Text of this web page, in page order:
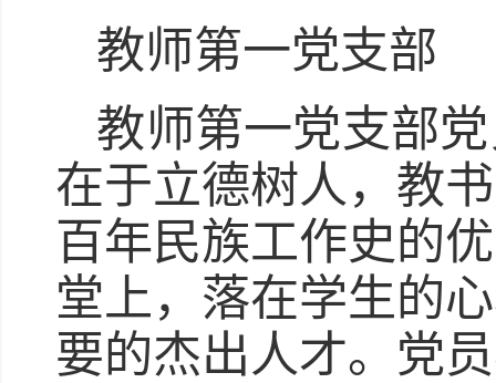
教师第一党支部
教师第一党支部
在于立德树人，教
百年民族工作史的
堂上，落在学生的
要的杰出人才。党